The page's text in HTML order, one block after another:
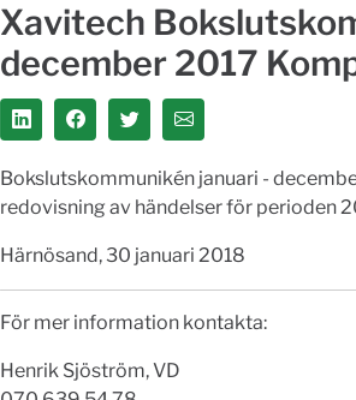
Xavitech
december 2017
Bokslutskommunikén januari -
redovisning av händelser för perioden
Härnösand, 30 januari 2018
För mer information kontakta:
Henrik Sjöström, VD